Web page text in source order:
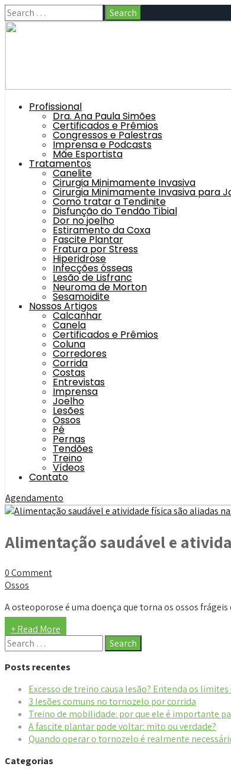
Profissional
Dra. Ana Paula Simões
Certificados e Prêmios
Congressos e Palestras
Imprensa e Podcasts
Mãe Esportista
Tratamentos
Canelite
Cirurgia Minimamente Invasiva
Cirurgia Minimamente Invasiva para
Como tratar a Tendinite
Disfunção do Tendão Tibial
Dor no joelho
Estiramento da Coxa
Fascite Plantar
Fratura por Stress
Hiperidrose
Infecções ósseas
Lesão de Lisfranc
Neuroma de Morton
Sesamoidite
Nossos Artigos
Calcanhar
Canela
Certificados e Prêmios
Coluna
Corredores
Corrida
Costas
Entrevistas
Imprensa
Joelho
Lesões
Ossos
Pé
Pernas
Tendões
Treino
Vídeos
Contato
Agendamento
Alimentação saudável e
0 Comment
Ossos
A osteoporose é uma doença que torna os ossos
+ Read More
Posts recentes
Excesso de treino causa lesão? Entenda os
3 lesões comuns no tornozelo por corrida
Treino de mobilidade: por que ele é importante
A fascite plantar pode voltar: mito ou verdade?
Quando operar o tornozelo é realmente
Categorias